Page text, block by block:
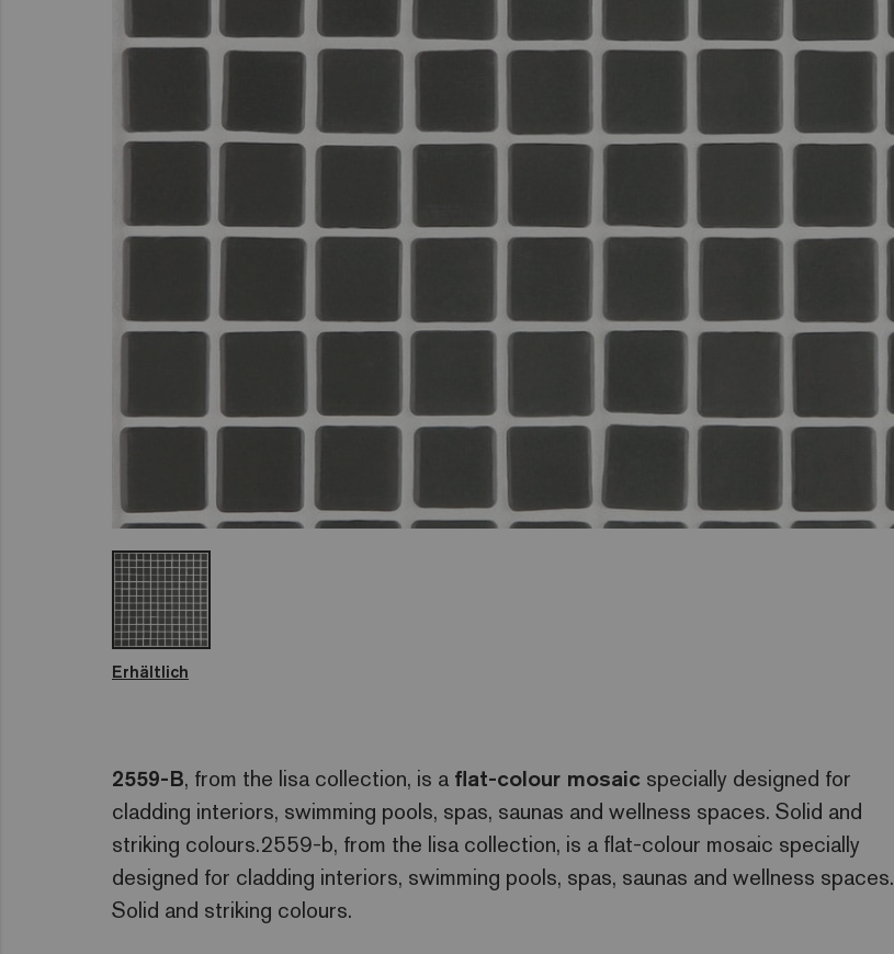
Erhältlich
2559-B, from the lisa collection, is a flat-colour mosaic specially designed for
cladding interiors, swimming pools, spas, saunas and wellness spaces. Solid and
striking colours.2559-b, from the lisa collection, is a flat-colour mosaic specially
designed for cladding interiors, swimming pools, spas, saunas and wellness spaces.
Solid and striking colours.